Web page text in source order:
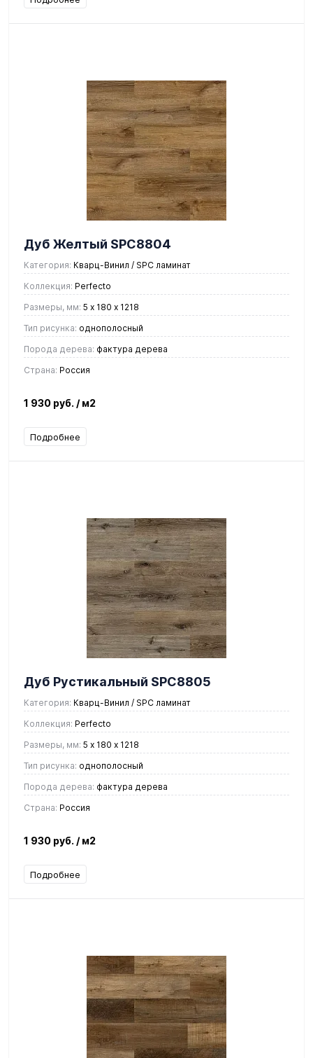
Дуб Желтый SPC8804
Категория: Кварц-Винил / SPC ламинат
Коллекция: Perfecto
Размеры, мм: 5 х 180 х 1218
Тип рисунка: однополосный
Порода дерева: фактура дерева
Страна: Россия
1 930 руб. / м2
Подробнее
Дуб Рустикальный SPC8805
Категория: Кварц-Винил / SPC ламинат
Коллекция: Perfecto
Размеры, мм: 5 х 180 х 1218
Тип рисунка: однополосный
Порода дерева: фактура дерева
Страна: Россия
1 930 руб. / м2
Подробнее